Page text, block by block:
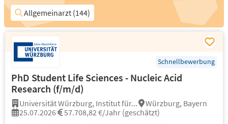
Allgemeinarzt (144)
Schnellbewerbung
PhD Student Life Sciences - Nucleic Acid
Research (f/m/d)
Universität Würzburg, Institut für...
Würzburg, Bayern
25.07.2026
57.708,82 €/Jahr (geschätzt)